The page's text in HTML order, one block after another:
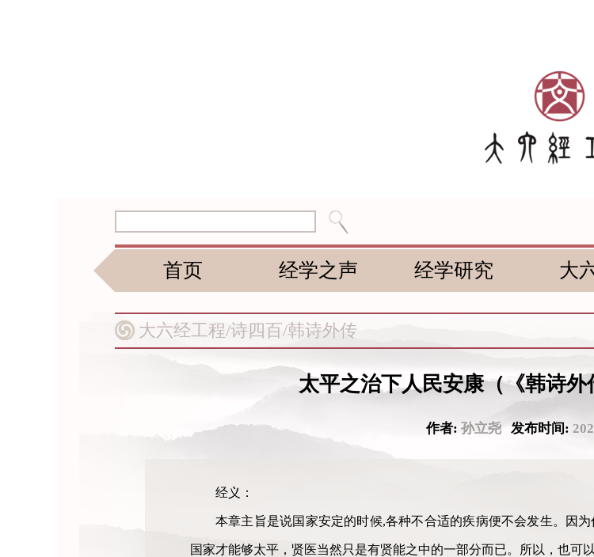
首页 经学之声 经学研究 大
大六经工程/诗四百/韩诗外传
太平之治下人民安康（《韩诗外
作者: 孙立尧发布时间:
经义：
本章主旨是说国家安定的时候,各种不合适的疾病便不会发生。因
国家才能够太平，贤医当然只是有贤能之中的一部分而已。所以，也可